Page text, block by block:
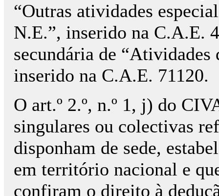
“Outras atividades
N.E.”, inserido na C.A.E.
secundária de “Atividades
inserido na C.A.E. 71120.
O art.º 2.º, n.º 1, j) do
singulares ou colectivas
disponham de sede,
em território nacional e
confiram o direito à